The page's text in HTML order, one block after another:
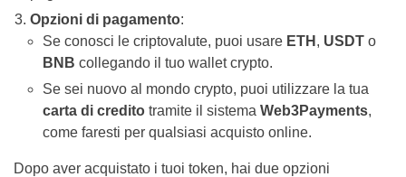
Opzioni di pagamento:
Se conosci le criptovalute, puoi usare ETH , USDT o
BNB collegando il tuo wallet crypto.
Se sei nuovo al mondo crypto, puoi utilizzare la tua
carta di credito tramite il sistema Web3Payments,
come faresti per qualsiasi acquisto online.
Dopo aver acquistato i tuoi token, hai due opzioni